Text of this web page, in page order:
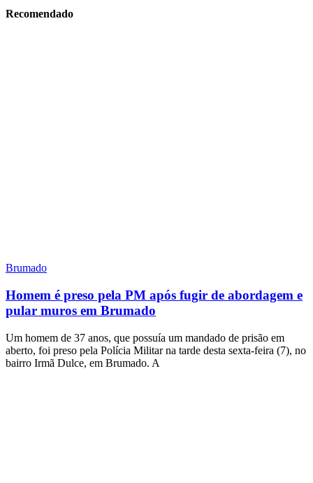
Recomendado
Brumado
Homem é preso pela PM após fugir de abordagem e
pular muros em Brumado
Um homem de 37 anos, que possuía um mandado de prisão em
aberto, foi preso pela Polícia Militar na tarde desta sexta-feira (7), no
bairro Irmã Dulce, em Brumado. A